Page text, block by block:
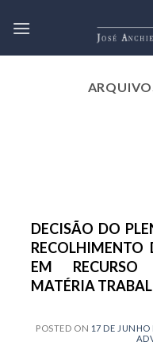
SUPERIOR
10 de
O
1.795.982/SP,
DECISÃO DO
RECOLHIMENTO
EM RECURSO
MATÉRIA
POSTED ON 17 DE JUNHO